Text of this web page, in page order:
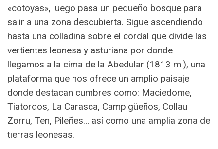
«cotoyas», luego pasa un pequeño bosque para
salir a una zona descubierta. Sigue ascendiendo
hasta una colladina sobre el cordal que divide las
vertientes leonesa y asturiana por donde
llegamos a la cima de la Abedular (1813 m.), una
plataforma que nos ofrece un amplio paisaje
donde destacan cumbres como: Maciedome,
Tiatordos, La Carasca, Campigüeños, Collau
Zorru, Ten, Pileñes… así como una amplia zona de
tierras leonesas.